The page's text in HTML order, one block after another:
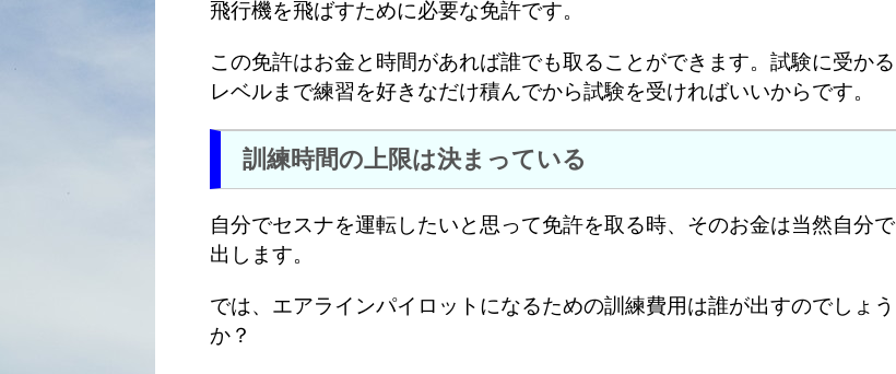
飛行機を飛ばすために必要な免許です。
この免許はお金と時間があれば誰でも取ることができます。試験に受かる
レベルまで練習を好きなだけ積んでから試験を受ければいいからです。
訓練時間の上限は決まっている
自分でセスナを運転したいと思って免許を取る時、そのお金は当然自分で
出します。
では、エアラインパイロットになるための訓練費用は誰が出すのでしょう
か？